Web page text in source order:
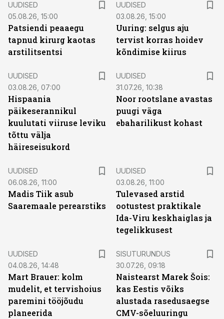
UUDISED
05.08.26, 15:00
Patsiendi peaaegu
tapnud kirurg kaotas
arstilitsentsi
UUDISED
03.08.26, 15:00
Uuring: selgus aju
tervist korras hoidev
kõndimise kiirus
UUDISED
03.08.26, 07:00
Hispaania
päikeserannikul
kuulutati viiruse leviku
tõttu välja
häireseisukord
UUDISED
31.07.26, 10:38
Noor rootslane avastas
puugi väga
ebaharilikust kohast
UUDISED
06.08.26, 11:00
Madis Tiik asub
Saaremaale perearstiks
UUDISED
03.08.26, 11:00
Tulevased arstid
ootustest praktikale
Ida-Viru keskhaiglas ja
tegelikkusest
UUDISED
04.08.26, 14:48
Mart Brauer: kolm
mudelit, et tervishoius
paremini tööjõudu
planeerida
SISUTURUNDUS
30.07.26, 09:18
Naistearst Marek Šois:
kas Eestis võiks
alustada rasedusaegse
CMV-sõeluuringu